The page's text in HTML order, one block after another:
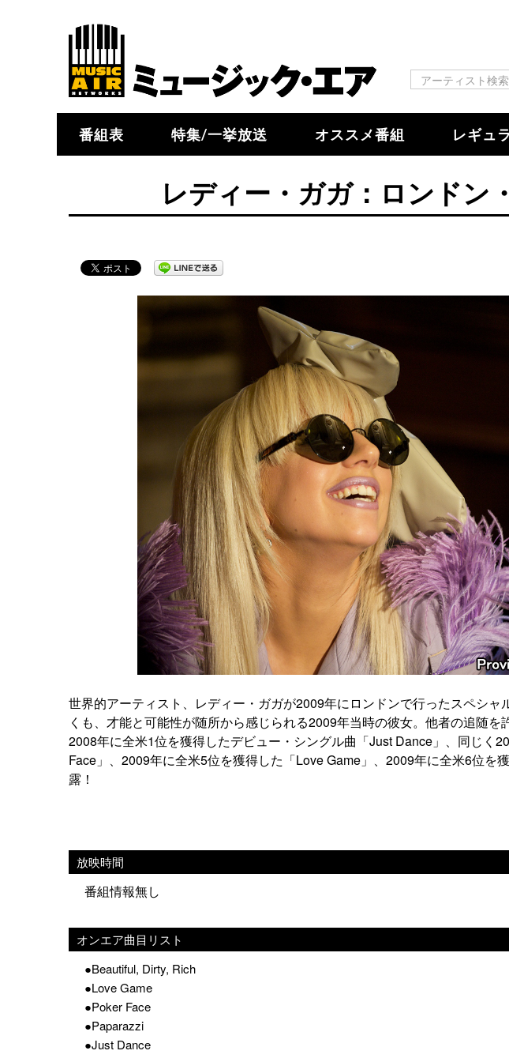
番組表 特集/一挙放送 オススメ番組 レギュ
レディー・ガガ：ロンドン
世界的アーティスト、レディー・ガガが2009年にロンドンで行ったスペシ
くも、才能と可能性が随所から感じられる2009年当時の彼女。他者の追随を
2008年に全米1位を獲得したデビュー・シングル曲「Just Dance」、同じく
Face」、2009年に全米5位を獲得した「Love Game」、2009年に全米6位を
露！
放映時間
番組情報無し
オンエア曲目リスト
●Beautiful, Dirty, Rich
●Love Game
●Poker Face
●Paparazzi
●Just Dance